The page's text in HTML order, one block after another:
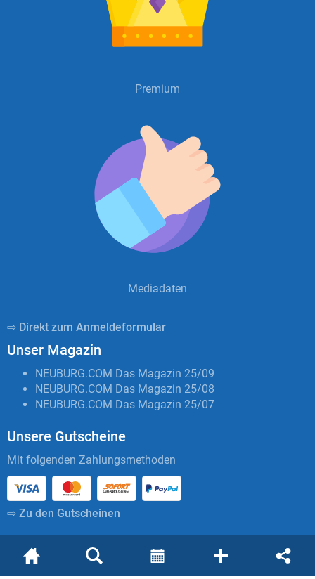
Premium
Mediadaten
⇨ Direkt zum Anmeldeformular
Unser Magazin
NEUBURG.COM Das Magazin 25/09
NEUBURG.COM Das Magazin 25/08
NEUBURG.COM Das Magazin 25/07
Unsere Gutscheine
Mit folgenden Zahlungsmethoden
⇨ Zu den Gutscheinen